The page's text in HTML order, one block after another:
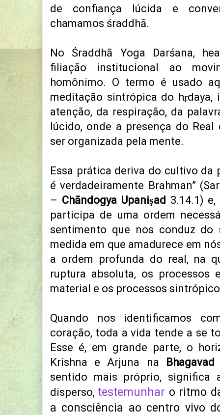
de confiança lúcida e
chamamos śraddhā.
No Śraddhā Yoga Darśana,
filiação institucional ao
homônimo. O termo é usado
meditação sintrópica do hṛdaya,
atenção, da respiração, da
lúcido, onde a presença do
ser organizada pela mente.
Essa prática deriva do cultivo da
é verdadeiramente Brahman”
– Chāndogya Upaniṣad 3.14.1)
participa de uma ordem
sentimento que nos conduz do
medida em que amadurece em
a ordem profunda do real, na
ruptura absoluta, os processos
material e os processos
Quando nos identificamos
coração, toda a vida tende a se
Esse é, em grande parte, o
Krishna e Arjuna na
sentido mais próprio, significa
disperso, testemunhar o ritmo
a consciência ao centro vivo